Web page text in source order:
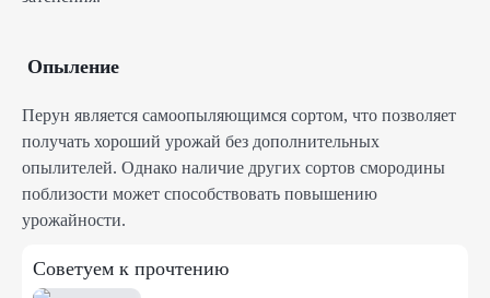
Опыление
Перун является самоопыляющимся сортом, что позволяет
получать хороший урожай без дополнительных
опылителей. Однако наличие других сортов смородины
поблизости может способствовать повышению
урожайности.
Советуем к прочтению